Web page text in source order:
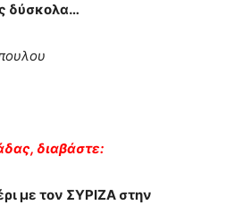
δύσκολα…
διαβάστε:
με τον ΣΥΡΙΖΑ στην